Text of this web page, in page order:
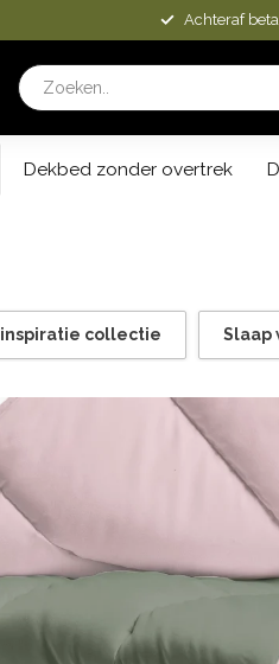
Achteraf
Dekbed zonder overtrek
inspiratie collectie Slaap